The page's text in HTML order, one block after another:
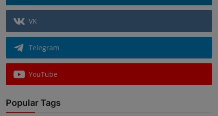
VK
Telegram
YouTube
Popular Tags